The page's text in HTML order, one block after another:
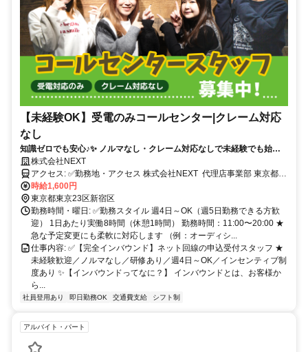
【未経験OK】受電のみコールセンター|クレーム対応
なし
知識ゼロでも安心♪✨ ノルマなし・クレーム対応なしで未経験でも始め
やすい◎ 「ガツガツ仕事は苦手…」という方にぴったりの【受電のみ】
のお仕事です！
株式会社NEXT
アクセス: ✅勤務地・アクセス 株式会社NEXT 代理店事業部 東京都新
宿区高田馬場4丁目40-11 高田馬場看山ビル9階 【アクセス】 ・JR線
「高田馬場」駅 徒歩13分 ・東京メトロ東西線「落合」駅 徒歩9分 ・
西武新宿線「下落合」駅 徒歩9分 駅から徒歩圏内で通勤しやすい立地
です♪ 周辺にはカフェやコンビニもあって便利！
時給1,600円
東京都東京23区新宿区
勤務時間・曜日: ✅勤務スタイル 週4日～OK（週5日勤務できる方歓
迎） 1日あたり実働8時間（休憩1時間） 勤務時間：11:00〜20:00 ★
急な予定変更にも柔軟に対応します （例：オーディシ...
仕事内容: ✅【完全インバウンド】ネット回線の申込受付スタッフ ★
未経験歓迎／ノルマなし／研修あり／週4日～OK／インセンティブ制
度あり ✨【インバウンドってなに？】 インバウンドとは、お客様か
ら...
社員登用あり 即日勤務OK 交通費支給 シフト制
アルバイト・パート